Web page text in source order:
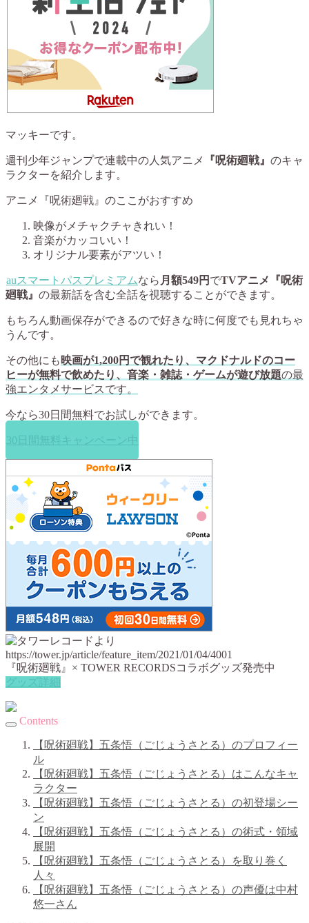
マッキーです。
週刊少年ジャンプで連載中の人気アニメ 『呪術廻戦』 のキャ
ラクターを紹介します。
アニメ『呪術廻戦』のここがおすすめ
映像がメチャクチャきれい！
音楽がカッコいい！
オリジナル要素がアツい！
auスマートパスプレミアムなら 月額549円 でTVアニメ『呪術
廻戦』 の最新話を含む全話を視聴することができます。
もちろん動画保存ができるので好きな時に何度でも見れちゃ
うんです。
その他にも映画が1,200円で観れたり、マクドナルドのコー
ヒーが無料で飲めたり、音楽・雑誌・ゲームが遊び放題の最
強エンタメサービスです。
今なら30日間無料でお試しができます。
30日間無料キャンペーン中
『呪術廻戦』× TOWER RECORDSコラボグッズ発売中
グッズ詳細
Contents
【呪術廻戦】五条悟（ごじょうさとる）のプロフィー
ル
【呪術廻戦】五条悟（ごじょうさとる）はこんなキャ
ラクター
【呪術廻戦】五条悟（ごじょうさとる）の初登場シー
ン
【呪術廻戦】五条悟（ごじょうさとる）の術式・領域
展開
【呪術廻戦】五条悟（ごじょうさとる）を取り巻く
人々
【呪術廻戦】五条悟（ごじょうさとる）の声優は中村
悠一さん